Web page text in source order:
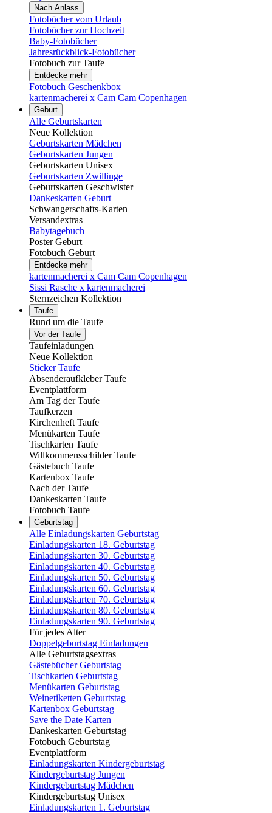
Nach Anlass
Fotobücher vom Urlaub
Fotobücher zur Hochzeit
Baby-Fotobücher
Jahresrückblick-Fotobücher
Fotobuch zur Taufe
Entdecke mehr
Fotobuch Geschenkbox
kartenmacherei x Cam Cam Copenhagen
Geburt
Alle Geburtskarten
Neue Kollektion
Geburtskarten Mädchen
Geburtskarten Jungen
Geburtskarten Unisex
Geburtskarten Zwillinge
Geburtskarten Geschwister
Dankeskarten Geburt
Schwangerschafts-Karten
Versandextras
Babytagebuch
Poster Geburt
Fotobuch Geburt
Entdecke mehr
kartenmacherei x Cam Cam Copenhagen
Sissi Rasche x kartenmacherei
Sternzeichen Kollektion
Taufe
Rund um die Taufe
Vor der Taufe
Taufeinladungen
Neue Kollektion
Sticker Taufe
Absenderaufkleber Taufe
Eventplattform
Am Tag der Taufe
Taufkerzen
Kirchenheft Taufe
Menükarten Taufe
Tischkarten Taufe
Willkommensschilder Taufe
Gästebuch Taufe
Kartenbox Taufe
Nach der Taufe
Dankeskarten Taufe
Fotobuch Taufe
Geburtstag
Alle Einladungskarten Geburtstag
Einladungskarten 18. Geburtstag
Einladungskarten 30. Geburtstag
Einladungskarten 40. Geburtstag
Einladungskarten 50. Geburtstag
Einladungskarten 60. Geburtstag
Einladungskarten 70. Geburtstag
Einladungskarten 80. Geburtstag
Einladungskarten 90. Geburtstag
Für jedes Alter
Doppelgeburtstag Einladungen
Alle Geburtstagsextras
Gästebücher Geburtstag
Tischkarten Geburtstag
Menükarten Geburtstag
Weinetiketten Geburtstag
Kartenbox Geburtstag
Save the Date Karten
Dankeskarten Geburtstag
Fotobuch Geburtstag
Eventplattform
Einladungskarten Kindergeburtstag
Kindergeburtstag Jungen
Kindergeburtstag Mädchen
Kindergeburtstag Unisex
Einladungskarten 1. Geburtstag